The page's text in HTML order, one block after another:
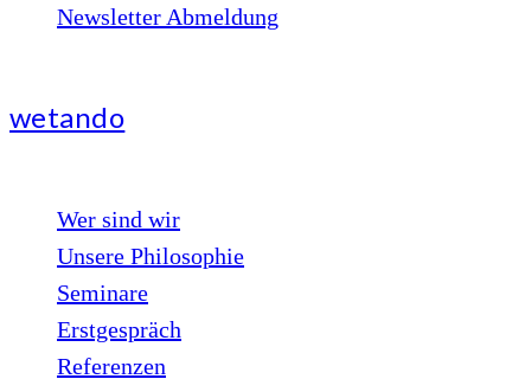
Newsletter Abmeldung
wetando
Wer sind wir
Unsere Philosophie
Seminare
Erstgespräch
Referenzen